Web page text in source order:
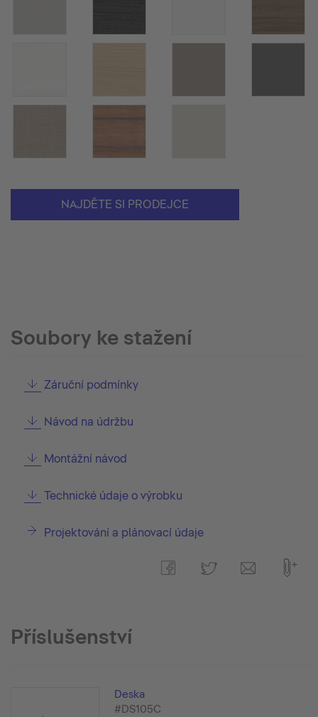
NAJDĚTE SI PRODEJCE
Soubory ke stažení
Záruční podmínky
Návod na údržbu
Montážní návod
Technické údaje o výrobku
Projektování a plánovací údaje
Příslušenství
Deska
#DS105C